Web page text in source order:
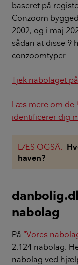
baseret på
Conzoom
2002, og i maj
sådan at disse 9
conzoomtyper.
Tjek nabolaget
Læs mere om de
identificerer dig
LÆS OGSÅ:
haven?
nabolag
På ”Vores
2.124 nabolag.
nabolag ved